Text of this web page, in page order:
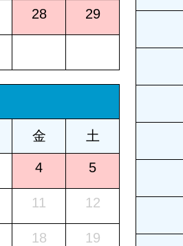
28 29
金 土
4 5
11 12
18 19